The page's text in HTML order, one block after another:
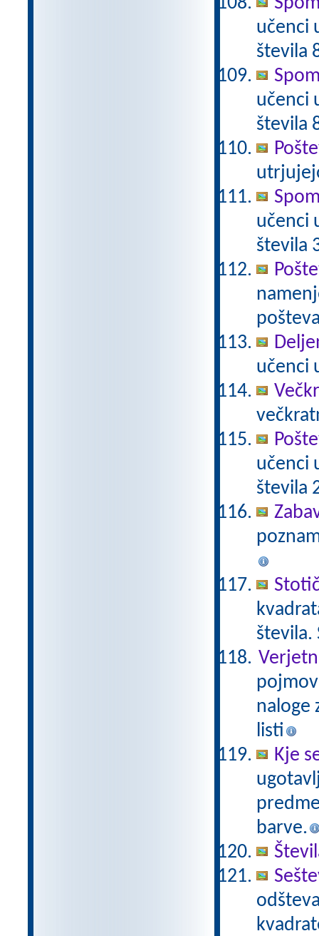
učenci
števila
učenci
števila
učenci
števila
učenci
učenci
števila
števila.
naloge
listi
Kje
barve.